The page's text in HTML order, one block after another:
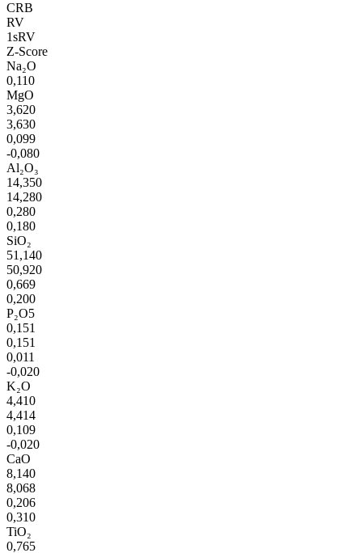
CRB
RV
1sRV
Z-Score
Na₂O
0,110
MgO
3,620
3,630
0,099
-0,080
Al₂O₃
14,350
14,280
0,280
0,180
SiO₂
51,140
50,920
0,669
0,200
P₂O5
0,151
0,151
0,011
-0,020
K₂O
4,410
4,414
0,109
-0,020
CaO
8,140
8,068
0,206
0,310
TiO₂
0,765